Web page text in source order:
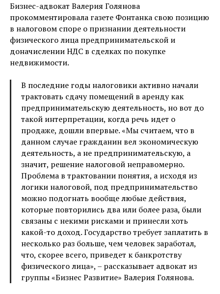
Бизнес-адвокат Валерия Голянова
прокомментировала газете Фонтанка свою позицию
в налоговом споре о признании деятельности
физического лица предпринимательской и
доначислении НДС в сделках по покупке
недвижимости.
В последние годы налоговики активно начали
трактовать сдачу помещений в аренду как
предпринимательскую деятельность, но вот до
такой интерпретации, когда речь идет о
продаже, дошли впервые. «Мы считаем, что в
данном случае гражданин вел экономическую
деятельность, а не предпринимательскую, а
значит, решение налоговой неправомерно.
Проблема в трактовании понятия, а исходя из
логики налоговой, под предпринимательство
можно подогнать вообще любые действия,
которые повторились два или более раза, были
связаны с некими рисками и принесли хоть
какой-то доход. Государство требует заплатить в
несколько раз больше, чем человек заработал,
что, скорее всего, приведет к банкротству
физического лица», – рассказывает адвокат из
группы «Бизнес Развитие» Валерия Голянова.